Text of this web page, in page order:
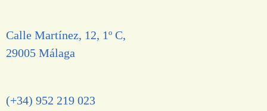
Calle Martínez, 12, 1º C,
29005 Málaga
(+34) 952 219 023